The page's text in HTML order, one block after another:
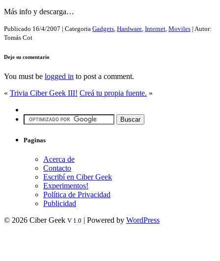
Más info y descarga…
Publicado 16/4/2007 | Categoria Gadgets, Hardware, Internet, Moviles | Autor:
Tomás Cot
Deje su comentario
You must be logged in to post a comment.
« Trivia Ciber Geek III! Creá tu propia fuente. »
Paginas
Acerca de
Contacto
Escribí en Ciber Geek
Experimentos!
Política de Privacidad
Publicidad
© 2026 Ciber Geek V 1.0 | Powered by WordPress